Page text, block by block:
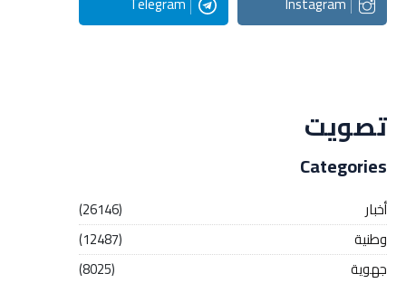
تصويت
Categories
أخبار
(26146)
وطنية
(12487)
جهوية
(8025)